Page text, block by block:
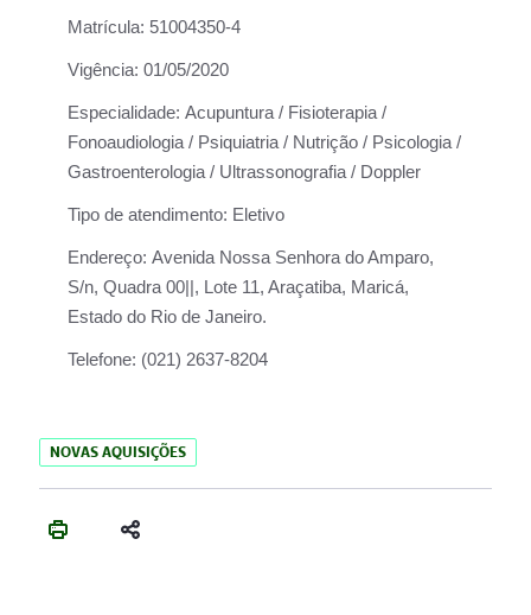
Matrícula: 51004350-4
Vigência: 01/05/2020
Especialidade: Acupuntura / Fisioterapia /
Fonoaudiologia / Psiquiatria / Nutrição / Psicologia /
Gastroenterologia / Ultrassonografia / Doppler
Tipo de atendimento: Eletivo
Endereço: Avenida Nossa Senhora do Amparo,
S/n, Quadra 00||, Lote 11, Araçatiba, Maricá,
Estado do Rio de Janeiro.
Telefone: (021) 2637-8204
NOVAS AQUISIÇÕES